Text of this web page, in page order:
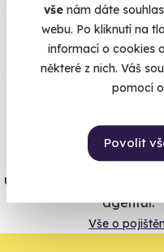
vše nám dáte
webu. Po kliknutí na
informací o cookies
některé z nich. Váš
pomocí
Povolit
Co si o
Zobraz
Jeden nikdy neví.
úrazové pojištění z
agentur.
Vše o